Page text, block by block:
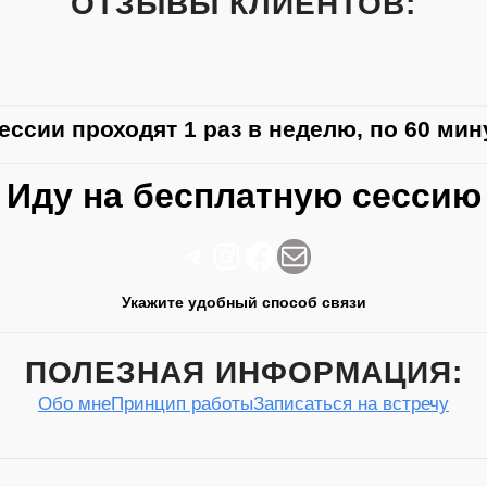
проходят 1 раз в неделю, по 60
Иду на бесплатную сессию
Telegram
Instagram
Facebook
Почта
Укажите удобный способ связи
ПОЛЕЗНАЯ ИНФОРМАЦИЯ:
Обо мнеПринцип работыЗаписаться на встречу